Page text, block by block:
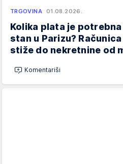
TRGOVINA 01.08.2026.
Kolika plata je
stan u Parizu?
stiže do nekretnine od
Komentariši